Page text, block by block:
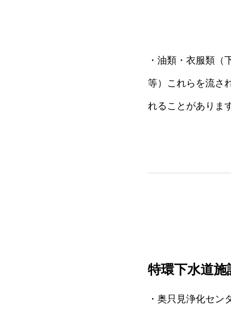
・油類・衣服類
等）これらを流さ
れることがありま
特環下水道施
・奥只見浄化セン